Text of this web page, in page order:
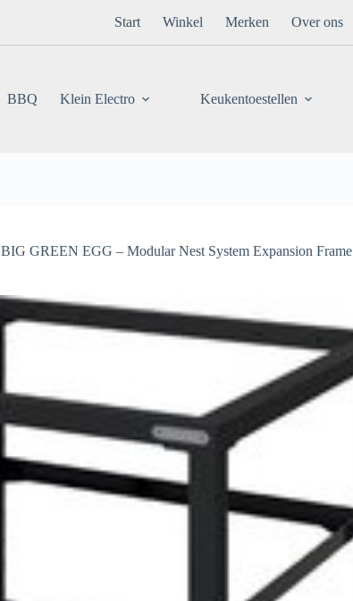
Start Winkel Merken Over ons
BBQ Klein Electro Keukentoestellen
BIG GREEN EGG – Modular Nest System Expansion Frame